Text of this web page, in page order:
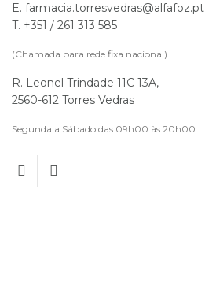
E. farmacia.torresvedras@alfafoz.pt
T. +351 / 261 313 585
(Chamada para rede fixa nacional)
R. Leonel Trindade 11C 13A,
2560-612 Torres Vedras
Segunda a Sábado das 09h00 às 20h00